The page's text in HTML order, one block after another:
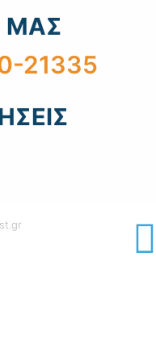
ΜΑΣ
21335